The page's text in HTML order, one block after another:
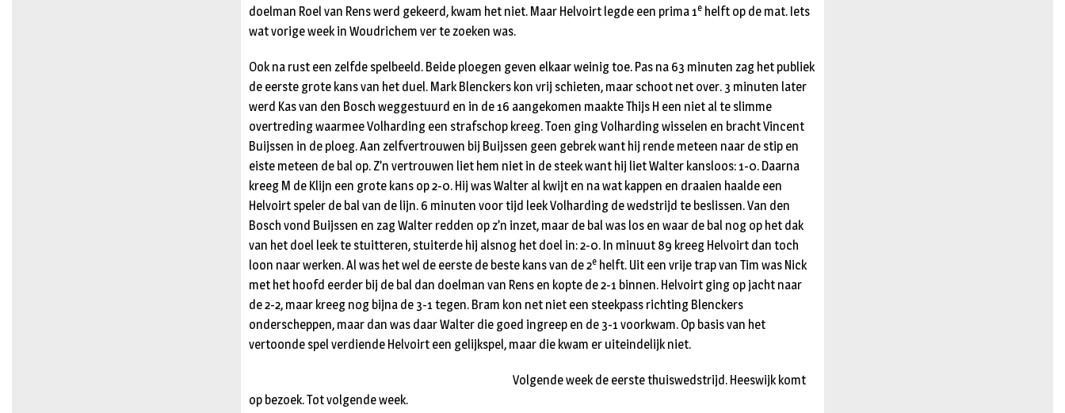
doelman Roel van Rens werd gekeerd, kwam het niet. Maar Helvoirt legde een prima 1e helft op de mat. Iets
wat vorige week in Woudrichem ver te zoeken was.
Ook na rust een zelfde spelbeeld. Beide ploegen geven elkaar weinig toe. Pas na 63 minuten zag het publiek
de eerste grote kans van het duel. Mark Blenckers kon vrij schieten, maar schoot net over. 3 minuten later
werd Kas van den Bosch weggestuurd en in de 16 aangekomen maakte Thijs H een niet al te slimme
overtreding waarmee Volharding een strafschop kreeg. Toen ging Volharding wisselen en bracht Vincent
Buijssen in de ploeg. Aan zelfvertrouwen bij Buijssen geen gebrek want hij rende meteen naar de stip en
eiste meteen de bal op. Z’n vertrouwen liet hem niet in de steek want hij liet Walter kansloos: 1-0. Daarna
kreeg M de Klijn een grote kans op 2-0. Hij was Walter al kwijt en na wat kappen en draaien haalde een
Helvoirt speler de bal van de lijn. 6 minuten voor tijd leek Volharding de wedstrijd te beslissen. Van den
Bosch vond Buijssen en zag Walter redden op z’n inzet, maar de bal was los en waar de bal nog op het dak
van het doel leek te stuitteren, stuiterde hij alsnog het doel in: 2-0. In minuut 89 kreeg Helvoirt dan toch
loon naar werken. Al was het wel de eerste de beste kans van de 2e helft. Uit een vrije trap van Tim was Nick
met het hoofd eerder bij de bal dan doelman van Rens en kopte de 2-1 binnen. Helvoirt ging op jacht naar
de 2-2, maar kreeg nog bijna de 3-1 tegen. Bram kon net niet een steekpass richting Blenckers
onderscheppen, maar dan was daar Walter die goed ingreep en de 3-1 voorkwam. Op basis van het
vertoonde spel verdiende Helvoirt een gelijkspel, maar die kwam er uiteindelijk niet.
Volgende week de eerste thuiswedstrijd. Heeswijk komt
op bezoek. Tot volgende week.